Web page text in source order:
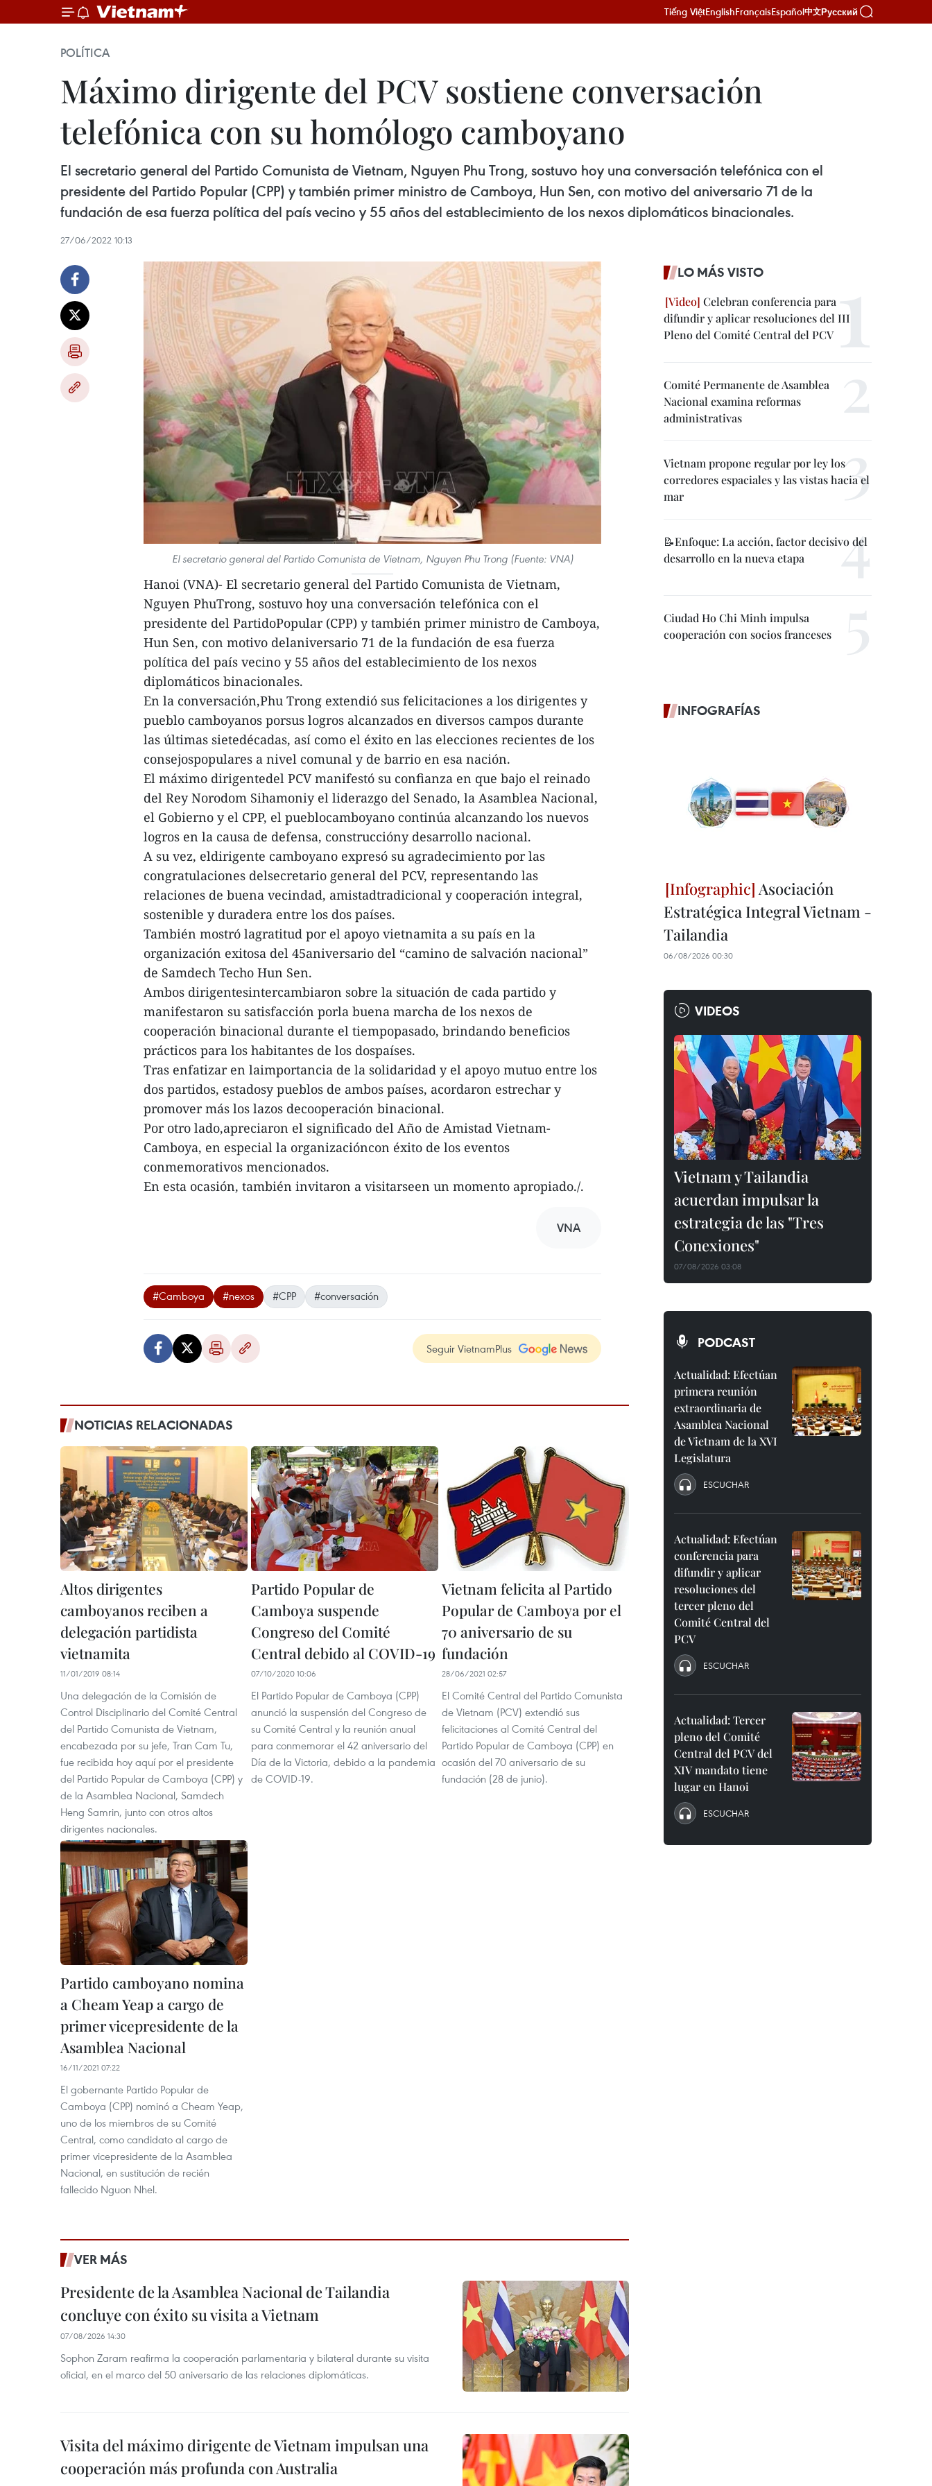
Tiếng ViệtEnglishFrançaisEspañol中文Русский
POLÍTICA
Máximo dirigente del PCV sostiene conversación
telefónica con su homólogo camboyano
El secretario general del Partido Comunista de Vietnam, Nguyen Phu Trong, sostuvo hoy una conversación telefónica con el
presidente del Partido Popular (CPP) y también primer ministro de Camboya, Hun Sen, con motivo del aniversario 71 de la
fundación de esa fuerza política del país vecino y 55 años del establecimiento de los nexos diplomáticos binacionales.
27/06/2022 10:13
El secretario general del Partido Comunista de Vietnam, Nguyen Phu Trong (Fuente: VNA)
Hanoi (VNA)- El secretario general del Partido Comunista de Vietnam,
Nguyen PhuTrong, sostuvo hoy una conversación telefónica con el
presidente del PartidoPopular (CPP) y también primer ministro de Camboya,
Hun Sen, con motivo delaniversario 71 de la fundación de esa fuerza
política del país vecino y 55 años del establecimiento de los nexos
diplomáticos binacionales.
En la conversación,Phu Trong extendió sus felicitaciones a los dirigentes y
pueblo camboyanos porsus logros alcanzados en diversos campos durante
las últimas sietedécadas, así como el éxito en las elecciones recientes de los
consejospopulares a nivel comunal y de barrio en esa nación.
El máximo dirigentedel PCV manifestó su confianza en que bajo el reinado
del Rey Norodom Sihamoniy el liderazgo del Senado, la Asamblea Nacional,
el Gobierno y el CPP, el pueblocamboyano continúa alcanzando los nuevos
logros en la causa de defensa, construccióny desarrollo nacional.
A su vez, eldirigente camboyano expresó su agradecimiento por las
congratulaciones delsecretario general del PCV, representando las
relaciones de buena vecindad, amistadtradicional y cooperación integral,
sostenible y duradera entre los dos países.
También mostró lagratitud por el apoyo vietnamita a su país en la
organización exitosa del 45aniversario del “camino de salvación nacional”
de Samdech Techo Hun Sen.
Ambos dirigentesintercambiaron sobre la situación de cada partido y
manifestaron su satisfacción porla buena marcha de los nexos de
cooperación binacional durante el tiempopasado, brindando beneficios
prácticos para los habitantes de los dospaíses.
Tras enfatizar en laimportancia de la solidaridad y el apoyo mutuo entre los
dos partidos, estadosy pueblos de ambos países, acordaron estrechar y
promover más los lazos decooperación binacional.
Por otro lado,apreciaron el significado del Año de Amistad Vietnam-
Camboya, en especial la organizacióncon éxito de los eventos
conmemorativos mencionados.
En esta ocasión, también invitaron a visitarseen un momento apropiado./.
VNA
#Camboya #nexos #CPP #conversación
Seguir VietnamPlus
NOTICIAS RELACIONADAS
Altos dirigentes
camboyanos reciben a
delegación partidista
vietnamita
11/01/2019 08:14
Una delegación de la Comisión de
Control Disciplinario del Comité Central
del Partido Comunista de Vietnam,
encabezada por su jefe, Tran Cam Tu,
fue recibida hoy aquí por el presidente
del Partido Popular de Camboya (CPP) y
de la Asamblea Nacional, Samdech
Heng Samrin, junto con otros altos
dirigentes nacionales.
Partido Popular de
Camboya suspende
Congreso del Comité
Central debido al COVID-19
07/10/2020 10:06
El Partido Popular de Camboya (CPP)
anunció la suspensión del Congreso de
su Comité Central y la reunión anual
para conmemorar el 42 aniversario del
Día de la Victoria, debido a la pandemia
de COVID-19.
Vietnam felicita al Partido
Popular de Camboya por el
70 aniversario de su
fundación
28/06/2021 02:57
El Comité Central del Partido Comunista
de Vietnam (PCV) extendió sus
felicitaciones al Comité Central del
Partido Popular de Camboya (CPP) en
ocasión del 70 aniversario de su
fundación (28 de junio).
Partido camboyano nomina
a Cheam Yeap a cargo de
primer vicepresidente de la
Asamblea Nacional
16/11/2021 07:22
El gobernante Partido Popular de
Camboya (CPP) nominó a Cheam Yeap,
uno de los miembros de su Comité
Central, como candidato al cargo de
primer vicepresidente de la Asamblea
Nacional, en sustitución de recién
fallecido Nguon Nhel.
VER MÁS
Presidente de la Asamblea Nacional de Tailandia
concluye con éxito su visita a Vietnam
07/08/2026 14:30
Sophon Zaram reafirma la cooperación parlamentaria y bilateral durante su visita
oficial, en el marco del 50 aniversario de las relaciones diplomáticas.
Visita del máximo dirigente de Vietnam impulsan una
cooperación más profunda con Australia
LO MÁS VISTO
Celebran conferencia para
difundir y aplicar resoluciones del III
Pleno del Comité Central del PCV
Comité Permanente de Asamblea
Nacional examina reformas
administrativas
Vietnam propone regular por ley los
corredores espaciales y las vistas hacia el
mar
📝Enfoque: La acción, factor decisivo del
desarrollo en la nueva etapa
Ciudad Ho Chi Minh impulsa
cooperación con socios franceses
INFOGRAFÍAS
Asociación
Estratégica Integral Vietnam -
Tailandia
06/08/2026 00:30
VIDEOS
Vietnam y Tailandia
acuerdan impulsar la
estrategia de las "Tres
Conexiones"
07/08/2026 03:08
PODCAST
Actualidad: Efectúan
primera reunión
extraordinaria de
Asamblea Nacional
de Vietnam de la XVI
Legislatura
ESCUCHAR
Actualidad: Efectúan
conferencia para
difundir y aplicar
resoluciones del
tercer pleno del
Comité Central del
PCV
ESCUCHAR
Actualidad: Tercer
pleno del Comité
Central del PCV del
XIV mandato tiene
lugar en Hanoi
ESCUCHAR